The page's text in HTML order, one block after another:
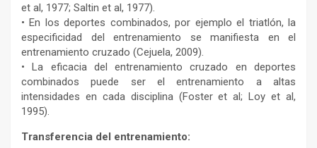
et al, 1977; Saltin et al, 1977).
• En los deportes combinados, por ejemplo el triatlón, la
especificidad del entrenamiento se manifiesta en el
entrenamiento cruzado (Cejuela, 2009).
• La eficacia del entrenamiento cruzado en deportes
combinados puede ser el entrenamiento a altas
intensidades en cada disciplina (Foster et al; Loy et al,
1995).
Transferencia del entrenamiento: